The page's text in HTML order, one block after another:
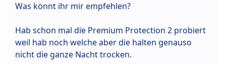
Was könnt ihr mir empfehlen?
Hab schon mal die Premium Protection 2 probiert
weil hab noch welche aber die halten genauso
nicht die ganze Nacht trocken.